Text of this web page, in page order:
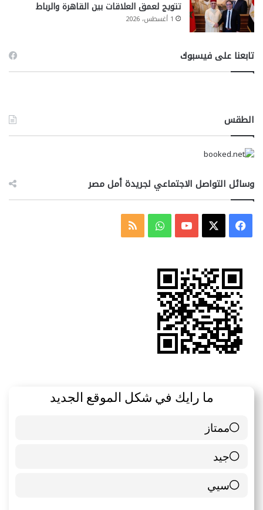
تتويج لعمق العلاقات بين القاهرة والرباط
1 أغسطس، 2026
تابعنا على فيسبوك
الطقس
وسائل التواصل الاجتماعي لجريدة أمل مصر
فيسبوك ‫YouTubeواتسابملخص
ما رايك في شكل الموقع الجديد
ممتاز
6 ( 85.71 % )
جيد
0 ( 0 % )
سيي
1 ( 14.29 % )